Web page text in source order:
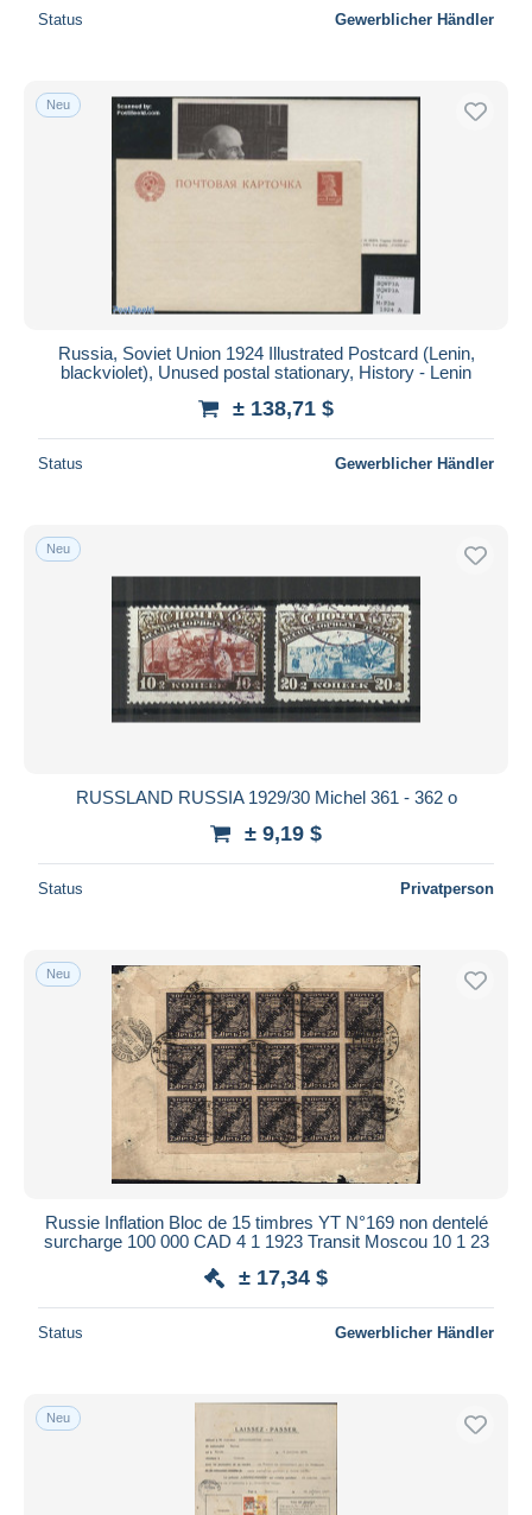
Status Gewerblicher Händler
Neu
Russia, Soviet Union 1924 Illustrated Postcard (Lenin,
blackviolet), Unused postal stationary, History - Lenin
± 138,71 $
Status Gewerblicher Händler
Neu
RUSSLAND RUSSIA 1929/30 Michel 361 - 362 o
± 9,19 $
Status Privatperson
Neu
Russie Inflation Bloc de 15 timbres YT N°169 non dentelé
surcharge 100 000 CAD 4 1 1923 Transit Moscou 10 1 23
± 17,34 $
Status Gewerblicher Händler
Neu